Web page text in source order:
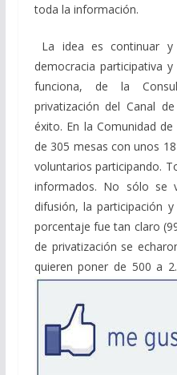
toda la información.
La idea es continuar y
democracia participativa
funciona, de la
privatización del Canal
éxito. En la Comunidad
de 305 mesas con unos
voluntarios participando.
informados. No sólo se
difusión, la participación
porcentaje fue tan claro
de privatización se
quieren poner de 500 a